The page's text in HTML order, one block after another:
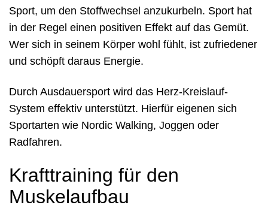
Sport, um den Stoffwechsel anzukurbeln. Sport hat
in der Regel einen positiven Effekt auf das Gemüt.
Wer sich in seinem Körper wohl fühlt, ist zufriedener
und schöpft daraus Energie.
Durch Ausdauersport wird das Herz-Kreislauf-
System effektiv unterstützt. Hierfür eigenen sich
Sportarten wie Nordic Walking, Joggen oder
Radfahren.
Krafttraining für den
Muskelaufbau